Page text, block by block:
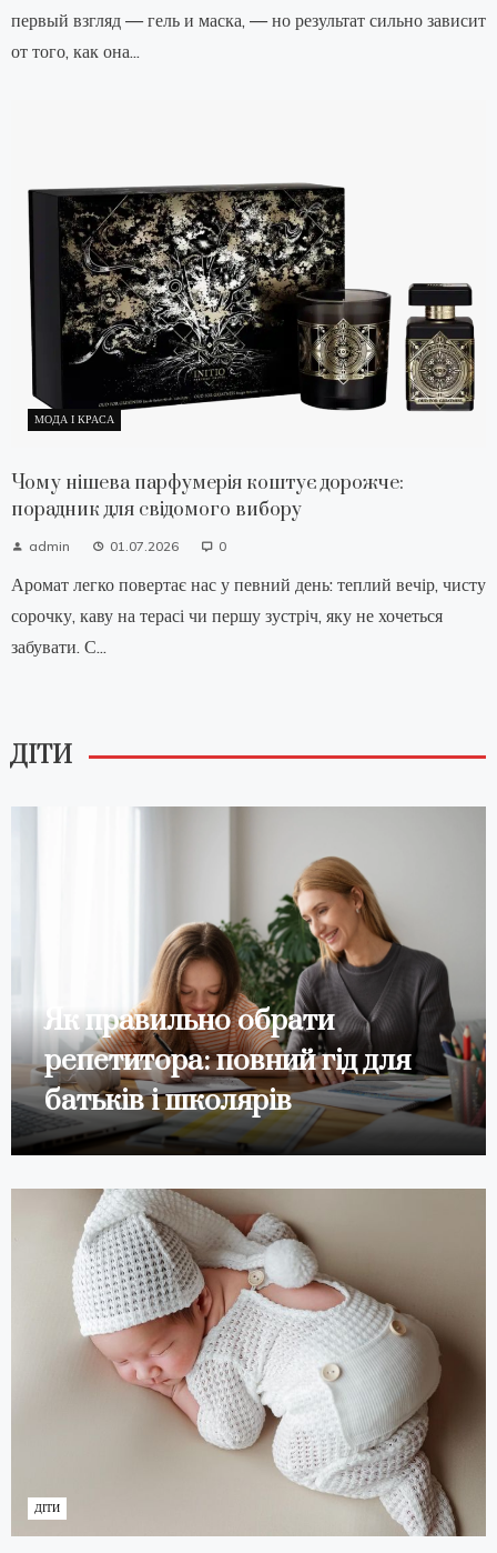
первый взгляд — гель и маска, — но результат сильно зависит
от того, как она...
МОДА І КРАСА
Чому нішева парфумерія коштує дорожче:
порадник для свідомого вибору
admin 01.07.2026 0
Аромат легко повертає нас у певний день: теплий вечір, чисту
сорочку, каву на терасі чи першу зустріч, яку не хочеться
забувати. С...
ДІТИ
Як правильно обрати
репетитора: повний гід для
батьків і школярів
ДІТИ